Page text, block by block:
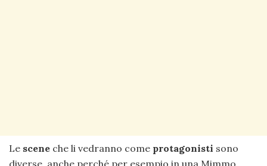
Le scene che li vedranno come protagonisti sono